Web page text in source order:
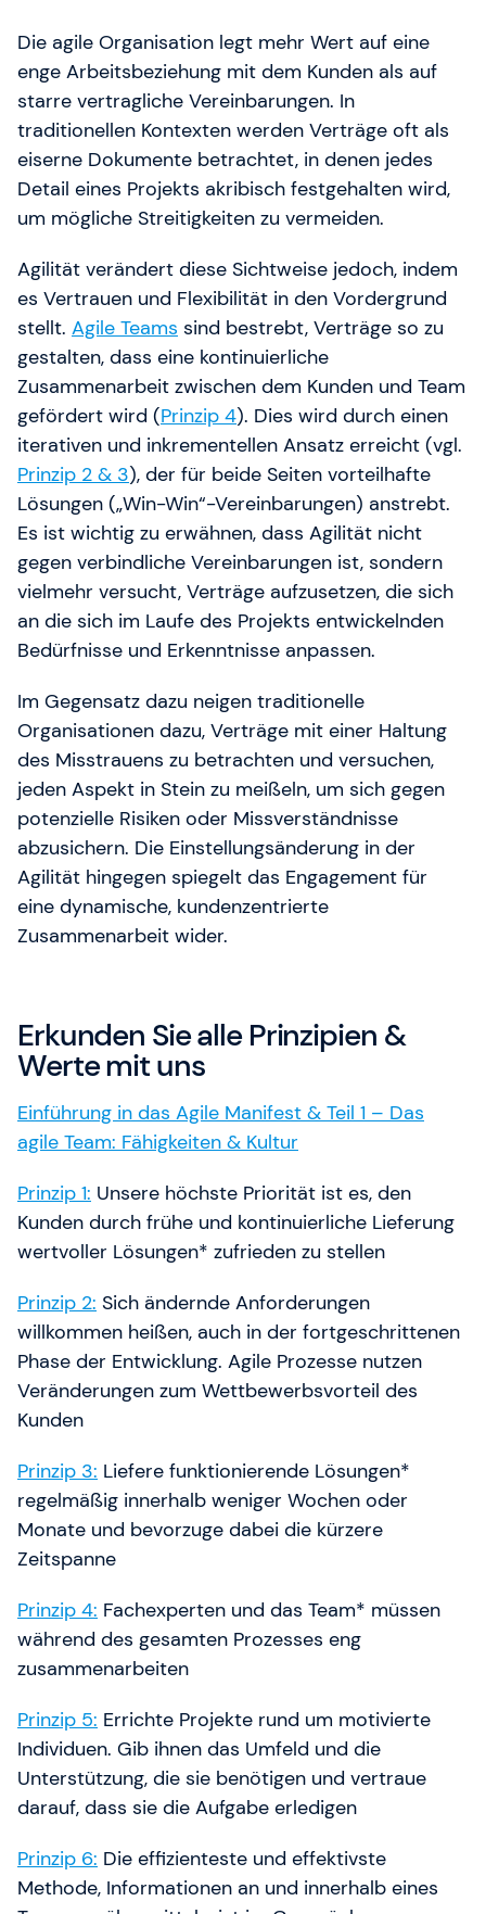
Die agile Organisation legt mehr Wert auf eine
enge Arbeitsbeziehung mit dem Kunden als auf
starre vertragliche Vereinbarungen. In
traditionellen Kontexten werden Verträge oft als
eiserne Dokumente betrachtet, in denen jedes
Detail eines Projekts akribisch festgehalten wird,
um mögliche Streitigkeiten zu vermeiden.
Agilität verändert diese Sichtweise jedoch, indem
es Vertrauen und Flexibilität in den Vordergrund
stellt. Agile Teams sind bestrebt, Verträge so zu
gestalten, dass eine kontinuierliche
Zusammenarbeit zwischen dem Kunden und Team
gefördert wird (Prinzip 4). Dies wird durch einen
iterativen und inkrementellen Ansatz erreicht (vgl.
Prinzip 2 & 3), der für beide Seiten vorteilhafte
Lösungen („Win-Win“-Vereinbarungen) anstrebt.
Es ist wichtig zu erwähnen, dass Agilität nicht
gegen verbindliche Vereinbarungen ist, sondern
vielmehr versucht, Verträge aufzusetzen, die sich
an die sich im Laufe des Projekts entwickelnden
Bedürfnisse und Erkenntnisse anpassen.
Im Gegensatz dazu neigen traditionelle
Organisationen dazu, Verträge mit einer Haltung
des Misstrauens zu betrachten und versuchen,
jeden Aspekt in Stein zu meißeln, um sich gegen
potenzielle Risiken oder Missverständnisse
abzusichern. Die Einstellungsänderung in der
Agilität hingegen spiegelt das Engagement für
eine dynamische, kundenzentrierte
Zusammenarbeit wider.
Erkunden Sie alle Prinzipien &
Werte mit uns
Einführung in das Agile Manifest & Teil 1 – Das
agile Team: Fähigkeiten & Kultur
Prinzip 1: Unsere höchste Priorität ist es, den
Kunden durch frühe und kontinuierliche Lieferung
wertvoller Lösungen* zufrieden zu stellen
Prinzip 2: Sich ändernde Anforderungen
willkommen heißen, auch in der fortgeschrittenen
Phase der Entwicklung. Agile Prozesse nutzen
Veränderungen zum Wettbewerbsvorteil des
Kunden
Prinzip 3: Liefere funktionierende Lösungen*
regelmäßig innerhalb weniger Wochen oder
Monate und bevorzuge dabei die kürzere
Zeitspanne
Prinzip 4: Fachexperten und das Team* müssen
während des gesamten Prozesses eng
zusammenarbeiten
Prinzip 5: Errichte Projekte rund um motivierte
Individuen. Gib ihnen das Umfeld und die
Unterstützung, die sie benötigen und vertraue
darauf, dass sie die Aufgabe erledigen
Prinzip 6: Die effizienteste und effektivste
Methode, Informationen an und innerhalb eines